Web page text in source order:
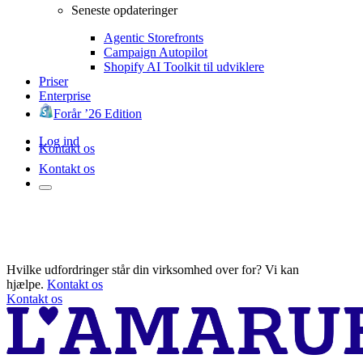
Seneste opdateringer
Agentic Storefronts
Campaign Autopilot
Shopify AI Toolkit til udviklere
Priser
Enterprise
Forår ’26 Edition
Log ind
Kontakt os
Kontakt os
Hvilke udfordringer står din virksomhed over for? Vi kan
hjælpe. Kontakt os
Kontakt os